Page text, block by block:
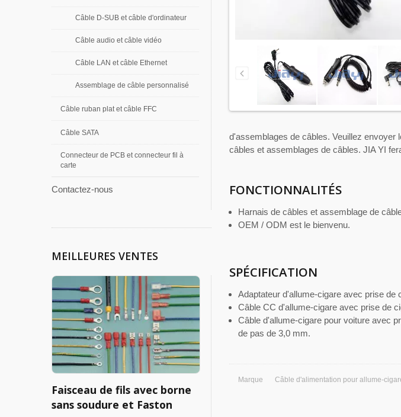
Câble D-SUB et câble d'ordinateur
Câble audio et câble vidéo
Câble LAN et câble Ethernet
Assemblage de câble personnalisé
Câble ruban plat et câble FFC
Câble SATA
Connecteur de PCB et connecteur fil à
carte
Contactez-nous
MEILLEURES VENTES
Faisceau de fils avec borne
sans soudure et Faston
d'assemblages de câbles. Veuillez
câbles et assemblages de câbles. JIA YI
FONCTIONNALITÉS
Harnais de câbles et assemblage de
OEM / ODM est le bienvenu.
SPÉCIFICATION
Adaptateur d'allume-cigare avec prise
Câble CC d'allume-cigare avec prise de
Câble d'allume-cigare pour voiture avec
de pas de 3,0 mm.
Marque Câble d'alimentation pour allume-